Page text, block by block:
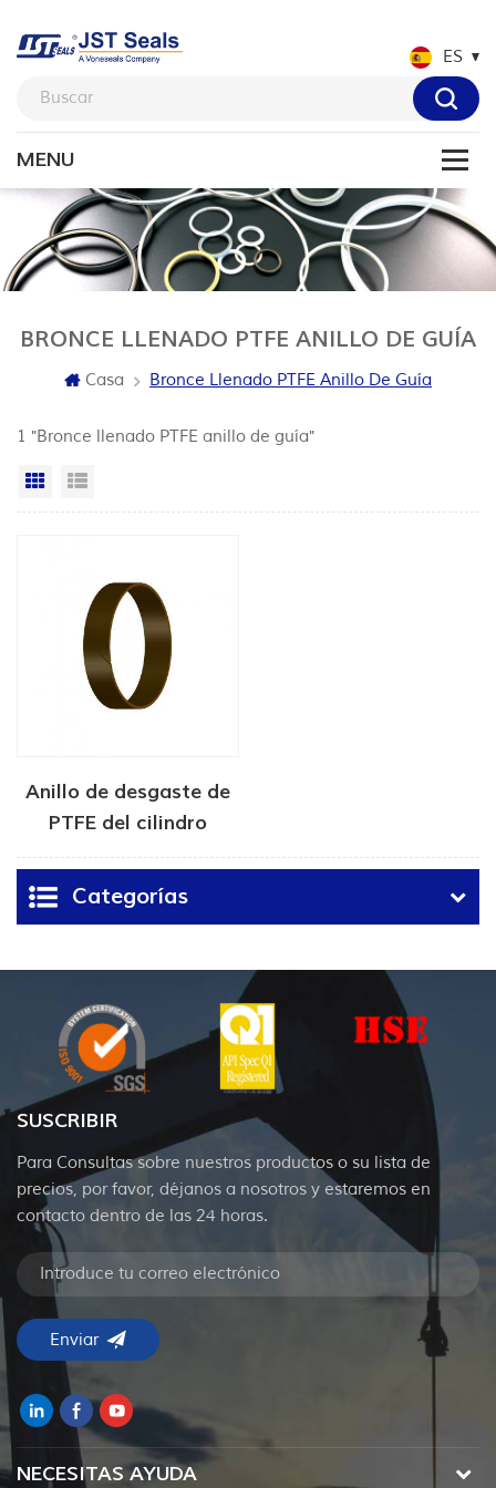
ES
BRONCE LLENADO PTFE ANILLO DE GUÍA
Casa Bronce Llenado PTFE Anillo De Guía
1 "Bronce llenado PTFE anillo de guía"
Vista en cuadrícula
Anillo de desgaste de
PTFE del cilindro
hidráulico
Categorías
SUSCRIBIR
Para Consultas sobre nuestros productos o su lista de
precios, por favor, déjanos a nosotros y estaremos en
contacto dentro de las 24 horas.
NECESITAS AYUDA